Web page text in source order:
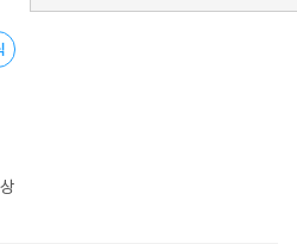
게 욕을 내뱉어 본다. 거절하는 연습
치열하게 자신을 바꾸고자 한 윤
물들이며 다짐한다. “아주 크고,
.(110면)
. 누군가의 가슴에 깊이 꽂혀서
었다. 그러니 이 욕망은 불가항력
아. 134면